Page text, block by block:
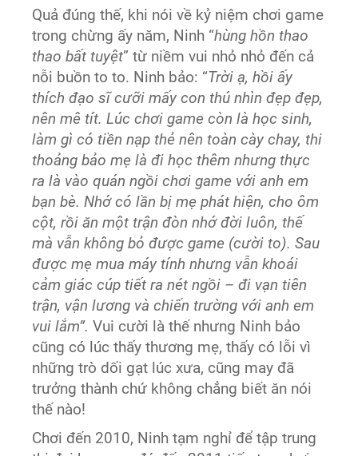
Quả đúng thế, khi nói về kỷ niệm chơi game
trong chừng ấy năm, Ninh “hùng hồn thao
thao bất tuyệt” từ niềm vui nhỏ nhỏ đến cả
nỗi buồn to to. Ninh bảo: “Trời ạ, hồi ấy
thích đạo sĩ cưỡi mấy con thú nhìn đẹp đẹp,
nên mê tít. Lúc chơi game còn là học sinh,
làm gì có tiền nạp thẻ nên toàn cày chay, thi
thoảng bảo mẹ là đi học thêm nhưng thực
ra là vào quán ngồi chơi game với anh em
bạn bè. Nhớ có lần bị mẹ phát hiện, cho ôm
cột, rồi ăn một trận đòn nhớ đời luôn, thế
mà vẫn không bỏ được game (cười to). Sau
được mẹ mua máy tính nhưng vẫn khoái
cảm giác cúp tiết ra nét ngồi – đi vạn tiên
trận, vận lương và chiến trường với anh em
vui lắm”.Vui cười là thế nhưng Ninh bảo
cũng có lúc thấy thương mẹ, thấy có lỗi vì
những trò dối gạt lúc xưa, cũng may đã
trưởng thành chứ không chẳng biết ăn nói
thế nào!
Chơi đến 2010, Ninh tạm nghỉ để tập trung